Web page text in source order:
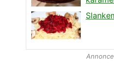
Annonce